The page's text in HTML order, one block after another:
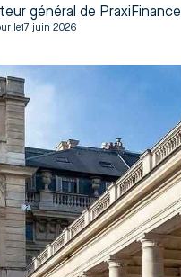
général de PraxiFinance
le17 juin 2026